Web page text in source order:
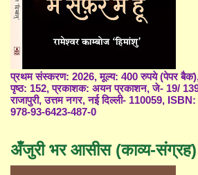
प्रथम संस्करण: 2026, मूल्य: 400 रुपये (पेपर
पृष्ठ: 152, प्रकाशक: अयन प्रकाशन, जे- 19/
राजापुरी, उत्तम नगर, नई दिल्ली- 110059, ISBN:
978-93-6423-487-0
अँजुरी भर आसीस (काव्य-संग्रह)